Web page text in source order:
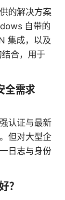
的解决方案
自带的
集成，以及
合，用于
全需求
认证与最新
但对大型企
日志与身份
？